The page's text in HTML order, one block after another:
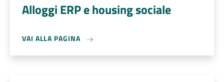
Alloggi ERP e housing sociale
VAI ALLA PAGINA